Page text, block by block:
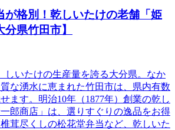
が格別！乾しいたけの老舗「姫
県竹田市】
しいたけの生産量を誇る大分県。なか
な湧水に恵まれた竹田市は、県内有数
ます。明治10年（1877年）創業の乾し
郎商店」は、選りすぐりの逸品をお得
茸尽くしの松花堂弁当など、乾しいた